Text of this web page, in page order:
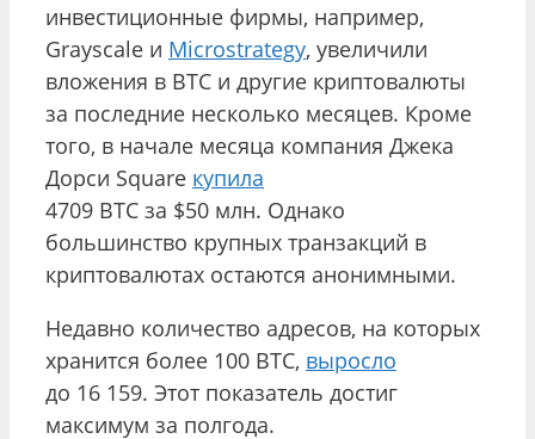
инвестиционные фирмы, например,
Grayscale и Microstrategy, увеличили
вложения в BTC и другие криптовалюты
за последние несколько месяцев. Кроме
того, в начале месяца компания Джека
Дорси Square купила
4709 BTC за $50 млн. Однако
большинство крупных транзакций в
криптовалютах остаются анонимными.
Недавно количество адресов, на которых
хранится более 100 BTC, выросло
до 16 159. Этот показатель достиг
максимум за полгода.